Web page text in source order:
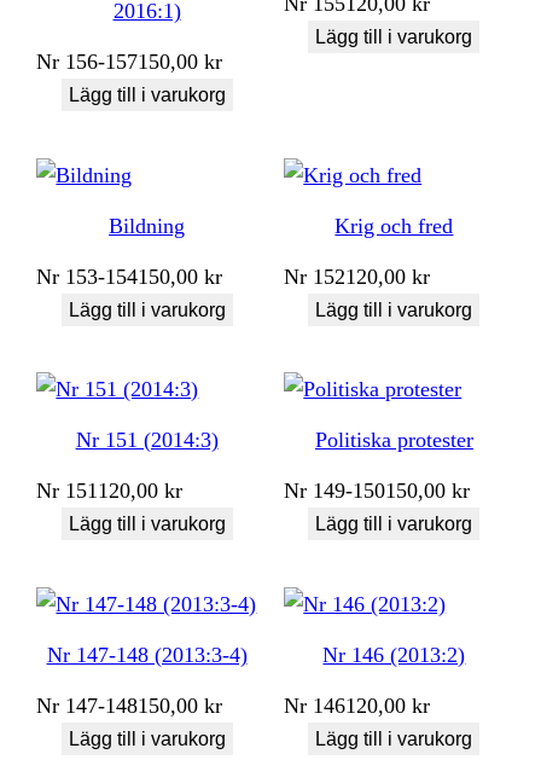
2016:1)
Nr 156-157150,00kr
Lägg till i varukorg
Lägg till i varukorg
Bildning
Nr 153-154150,00kr
Lägg till i varukorg
Krig och fred
Nr 152120,00kr
Lägg till i varukorg
Nr 151 (2014:3)
Nr 151120,00kr
Lägg till i varukorg
Politiska protester
Nr 149-150150,00kr
Lägg till i varukorg
Nr 147-148 (2013:3-4)
Nr 147-148150,00kr
Lägg till i varukorg
Nr 146 (2013:2)
Nr 146120,00kr
Lägg till i varukorg